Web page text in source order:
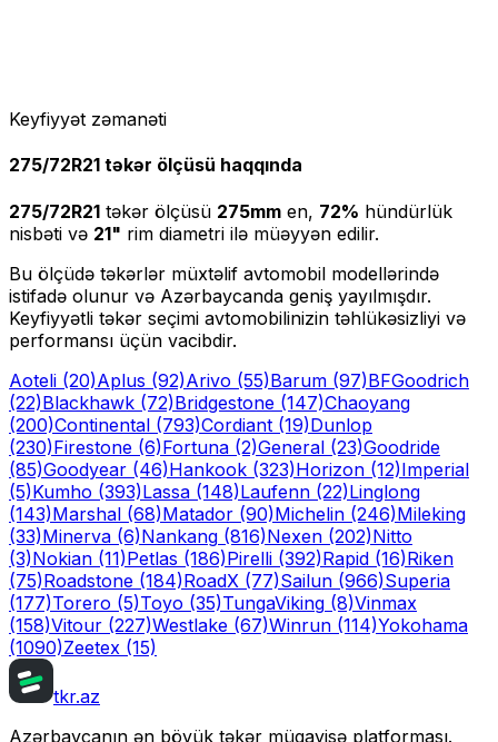
Keyfiyyət zəmanəti
275/72R21 təkər ölçüsü haqqında
275/72R21 təkər ölçüsü 275mm en, 72% hündürlük
nisbəti və 21" rim diametri ilə müəyyən edilir.
Bu ölçüdə təkərlər müxtəlif avtomobil modellərində
istifadə olunur və Azərbaycanda geniş yayılmışdır.
Keyfiyyətli təkər seçimi avtomobilinizin təhlükəsizliyi və
performansı üçün vacibdir.
Aoteli (20)Aplus (92)Arivo (55)Barum (97)BFGoodrich
(22)Blackhawk (72)Bridgestone (147)Chaoyang
(200)Continental (793)Cordiant (19)Dunlop
(230)Firestone (6)Fortuna (2)General (23)Goodride
(85)Goodyear (46)Hankook (323)Horizon (12)Imperial
(5)Kumho (393)Lassa (148)Laufenn (22)Linglong
(143)Marshal (68)Matador (90)Michelin (246)Mileking
(33)Minerva (6)Nankang (816)Nexen (202)Nitto
(3)Nokian (11)Petlas (186)Pirelli (392)Rapid (16)Riken
(75)Roadstone (184)RoadX (77)Sailun (966)Superia
(177)Torero (5)Toyo (35)TungaViking (8)Vinmax
(158)Vitour (227)Westlake (67)Winrun (114)Yokohama
(1090)Zeetex (15)
tkr.az
Azərbaycanın ən böyük təkər müqayisə platforması.